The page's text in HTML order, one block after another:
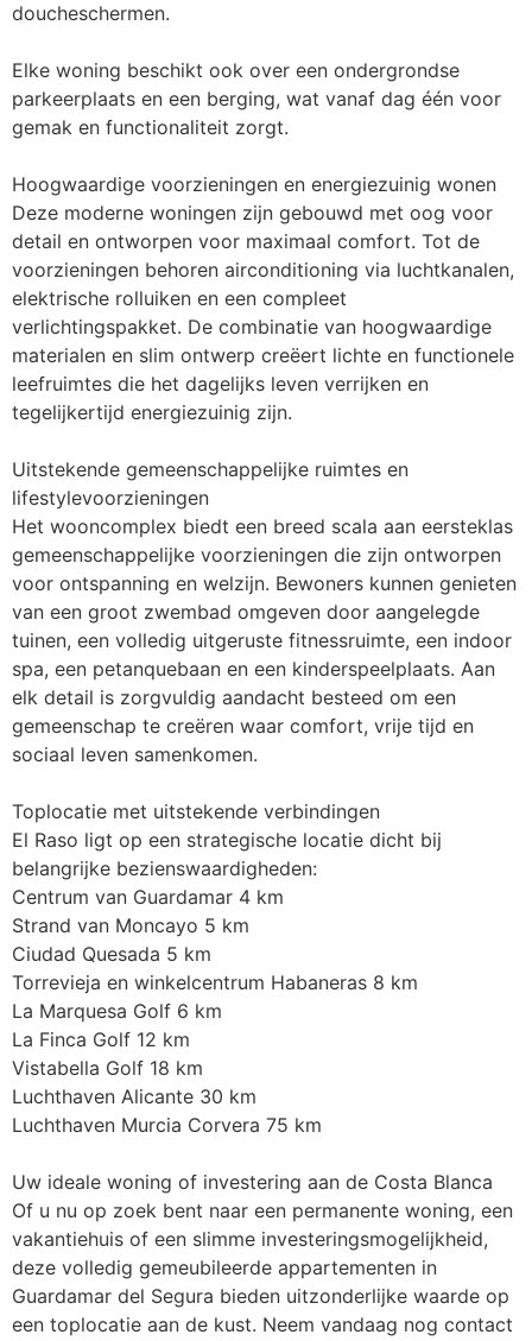
doucheschermen.
Elke woning beschikt ook over een ondergrondse
parkeerplaats en een berging, wat vanaf dag één voor
gemak en functionaliteit zorgt.
Hoogwaardige voorzieningen en energiezuinig wonen
Deze moderne woningen zijn gebouwd met oog voor
detail en ontworpen voor maximaal comfort. Tot de
voorzieningen behoren airconditioning via luchtkanalen,
elektrische rolluiken en een compleet
verlichtingspakket. De combinatie van hoogwaardige
materialen en slim ontwerp creëert lichte en functionele
leefruimtes die het dagelijks leven verrijken en
tegelijkertijd energiezuinig zijn.
Uitstekende gemeenschappelijke ruimtes en
lifestylevoorzieningen
Het wooncomplex biedt een breed scala aan eersteklas
gemeenschappelijke voorzieningen die zijn ontworpen
voor ontspanning en welzijn. Bewoners kunnen genieten
van een groot zwembad omgeven door aangelegde
tuinen, een volledig uitgeruste fitnessruimte, een indoor
spa, een petanquebaan en een kinderspeelplaats. Aan
elk detail is zorgvuldig aandacht besteed om een
gemeenschap te creëren waar comfort, vrije tijd en
sociaal leven samenkomen.
Toplocatie met uitstekende verbindingen
El Raso ligt op een strategische locatie dicht bij
belangrijke bezienswaardigheden:
Centrum van Guardamar 4 km
Strand van Moncayo 5 km
Ciudad Quesada 5 km
Torrevieja en winkelcentrum Habaneras 8 km
La Marquesa Golf 6 km
La Finca Golf 12 km
Vistabella Golf 18 km
Luchthaven Alicante 30 km
Luchthaven Murcia Corvera 75 km
Uw ideale woning of investering aan de Costa Blanca
Of u nu op zoek bent naar een permanente woning, een
vakantiehuis of een slimme investeringsmogelijkheid,
deze volledig gemeubileerde appartementen in
Guardamar del Segura bieden uitzonderlijke waarde op
een toplocatie aan de kust. Neem vandaag nog contact